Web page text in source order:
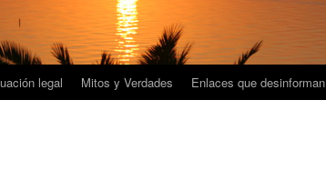
legal Mitos y Verdades Enlaces que desinforman